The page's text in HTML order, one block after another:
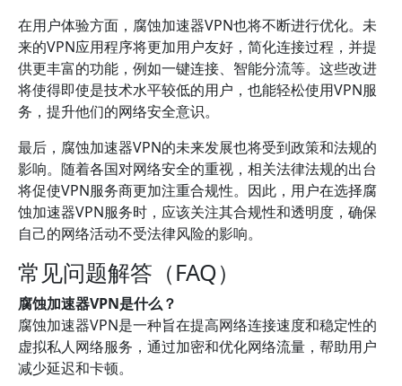
在用户体验方面，腐蚀加速器VPN也将不断进行优化。未
来的VPN应用程序将更加用户友好，简化连接过程，并提
供更丰富的功能，例如一键连接、智能分流等。这些改进
将使得即使是技术水平较低的用户，也能轻松使用VPN服
务，提升他们的网络安全意识。
最后，腐蚀加速器VPN的未来发展也将受到政策和法规的
影响。随着各国对网络安全的重视，相关法律法规的出台
将促使VPN服务商更加注重合规性。因此，用户在选择腐
蚀加速器VPN服务时，应该关注其合规性和透明度，确保
自己的网络活动不受法律风险的影响。
常见问题解答（FAQ）
腐蚀加速器VPN是什么？
腐蚀加速器VPN是一种旨在提高网络连接速度和稳定性的
虚拟私人网络服务，通过加密和优化网络流量，帮助用户
减少延迟和卡顿。